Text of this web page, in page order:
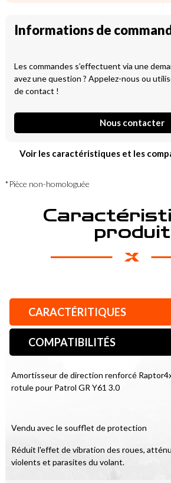
Informations de
Les commandes s’effectuent via une
avez une question ? Appelez-nous ou
de contact !
Nous contacter
Voir les caractéristiques et les
*Pièce non-homologuée
produit
CARACTÉRITIQUES
COMPATIBILITÉS
Amortisseur de direction renforcé
rotule pour Patrol GR Y61 3.0
Vendu avec le soufflet de protection
Réduit l'effet de vibration des roues,
violents et parasites du volant.